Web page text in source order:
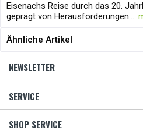
Eisenachs Reise durch das 20.
geprägt von Herausforderungen....
Ähnliche Artikel
NEWSLETTER
SERVICE
SHOP SERVICE